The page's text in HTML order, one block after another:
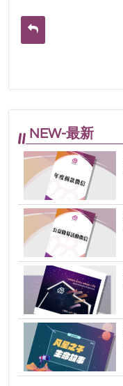
NEW-最新